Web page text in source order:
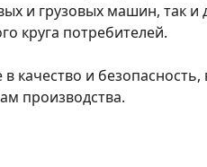
и грузовых машин, так и
круга потребителей.
качество и
производства.